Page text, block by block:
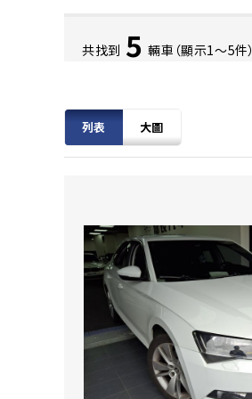
共找到 5 輛車（顯示1〜5件）
列表 大圖